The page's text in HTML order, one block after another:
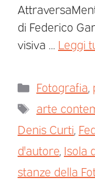
di Federico
visiva … Leggi
Fotografia,
arte
Denis Curti,
d'autore, Isola
stanze della